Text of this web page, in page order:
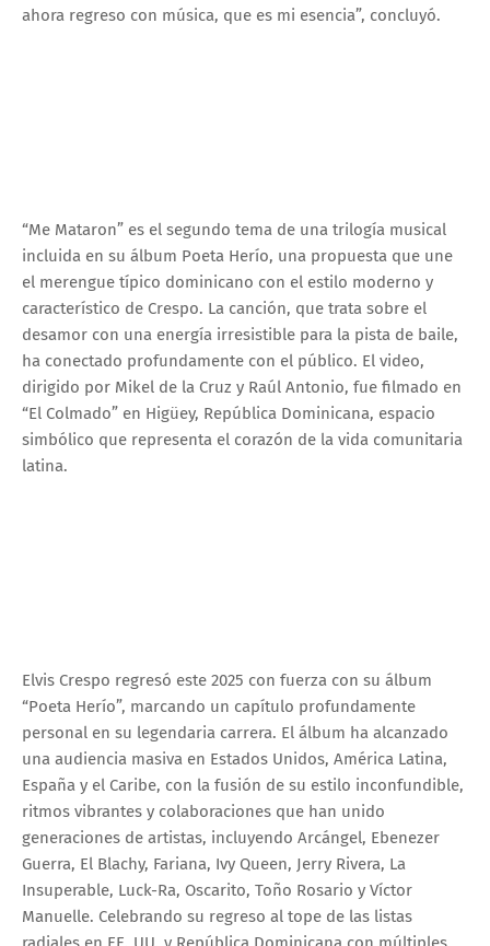
ahora regreso con música, que es mi esencia”, concluyó.
“Me Mataron” es el segundo tema de una trilogía musical
incluida en su álbum Poeta Herío, una propuesta que une
el merengue típico dominicano con el estilo moderno y
característico de Crespo. La canción, que trata sobre el
desamor con una energía irresistible para la pista de baile,
ha conectado profundamente con el público. El video,
dirigido por Mikel de la Cruz y Raúl Antonio, fue filmado en
“El Colmado” en Higüey, República Dominicana, espacio
simbólico que representa el corazón de la vida comunitaria
latina.
Elvis Crespo regresó este 2025 con fuerza con su álbum
“Poeta Herío”, marcando un capítulo profundamente
personal en su legendaria carrera. El álbum ha alcanzado
una audiencia masiva en Estados Unidos, América Latina,
España y el Caribe, con la fusión de su estilo inconfundible,
ritmos vibrantes y colaboraciones que han unido
generaciones de artistas, incluyendo Arcángel, Ebenezer
Guerra, El Blachy, Fariana, Ivy Queen, Jerry Rivera, La
Insuperable, Luck-Ra, Oscarito, Toño Rosario y Víctor
Manuelle. Celebrando su regreso al tope de las listas